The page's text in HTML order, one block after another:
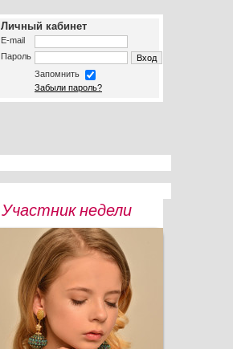
Личный кабинет
E-mail
Пароль
Запомнить
Забыли пароль?
Участник недели